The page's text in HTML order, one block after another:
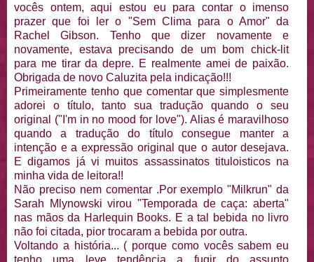
vocês ontem, aqui estou eu para contar o imenso
prazer que foi ler o "Sem Clima para o Amor" da
Rachel Gibson. Tenho que dizer novamente e
novamente, estava precisando de um bom chick-lit
para me tirar da depre. E realmente amei de paixão.
Obrigada de novo Caluzita pela indicação!!!
Primeiramente tenho que comentar que simplesmente
adorei o título, tanto sua tradução quando o seu
original ("I'm in no mood for love"). Alias é maravilhoso
quando a tradução do título consegue manter a
intenção e a expressão original que o autor desejava.
E digamos já vi muitos assassinatos tituloisticos na
minha vida de leitora!!
Não preciso nem comentar .Por exemplo "Milkrun" da
Sarah Mlynowski virou "Temporada de caça: aberta"
nas mãos da Harlequin Books. E a tal bebida no livro
não foi citada, pior trocaram a bebida por outra.
Voltando a história... ( porque como vocês sabem eu
tenho uma leve tendência a fugir do assunto